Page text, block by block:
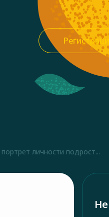
личности подрост...